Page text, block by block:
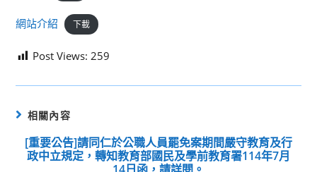
網站介紹 下載
Post Views: 259
相關內容
[重要公告]請同仁於公職人員罷免案期間嚴守教育及行
政中立規定，轉知教育部國民及學前教育署114年7月